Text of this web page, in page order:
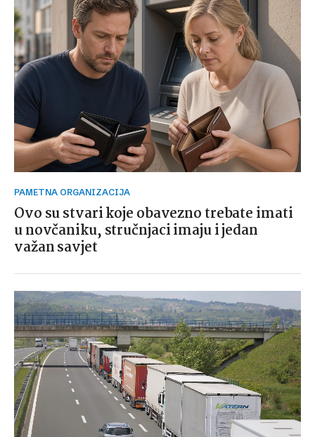
PAMETNA ORGANIZACIJA
Ovo su stvari koje obavezno trebate imati
u novčaniku, stručnjaci imaju i jedan
važan savjet